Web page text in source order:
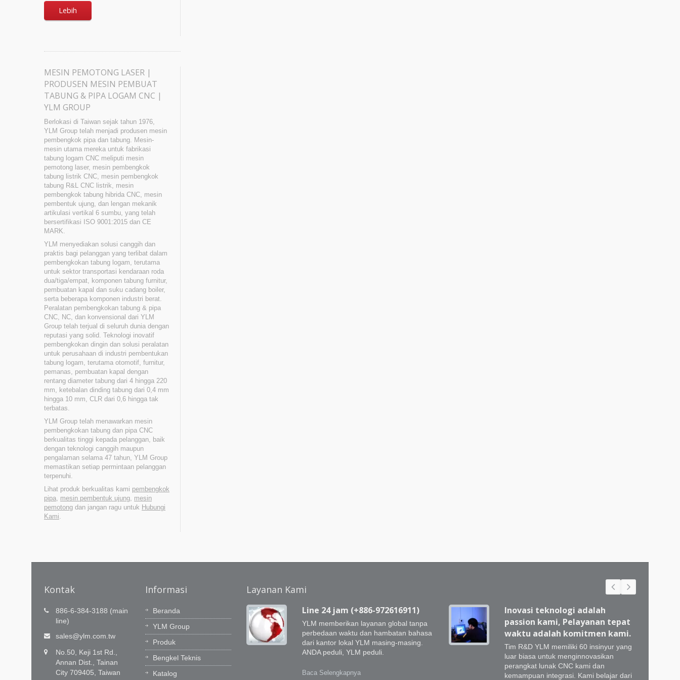
Lebih
MESIN PEMOTONG LASER |
PRODUSEN MESIN PEMBUAT
TABUNG & PIPA LOGAM CNC |
YLM GROUP
Berlokasi di Taiwan sejak tahun 1976,
YLM Group telah menjadi produsen mesin
pembengkok pipa dan tabung. Mesin-
mesin utama mereka untuk fabrikasi
tabung logam CNC meliputi mesin
pemotong laser, mesin pembengkok
tabung listrik CNC, mesin pembengkok
tabung R&L CNC listrik, mesin
pembengkok tabung hibrida CNC, mesin
pembentuk ujung, dan lengan mekanik
artikulasi vertikal 6 sumbu, yang telah
bersertifikasi ISO 9001:2015 dan CE
MARK.
YLM menyediakan solusi canggih dan
praktis bagi pelanggan yang terlibat dalam
pembengkokan tabung logam, terutama
untuk sektor transportasi kendaraan roda
dua/tiga/empat, komponen tabung furnitur,
pembuatan kapal dan suku cadang boiler,
serta beberapa komponen industri berat.
Peralatan pembengkokan tabung & pipa
CNC, NC, dan konvensional dari YLM
Group telah terjual di seluruh dunia dengan
reputasi yang solid. Teknologi inovatif
pembengkokan dingin dan solusi peralatan
untuk perusahaan di industri pembentukan
tabung logam, terutama otomotif, furnitur,
pemanas, pembuatan kapal dengan
rentang diameter tabung dari 4 hingga 220
mm, ketebalan dinding tabung dari 0,4 mm
hingga 10 mm, CLR dari 0,6 hingga tak
terbatas.
YLM Group telah menawarkan mesin
pembengkokan tabung dan pipa CNC
berkualitas tinggi kepada pelanggan, baik
dengan teknologi canggih maupun
pengalaman selama 47 tahun, YLM Group
memastikan setiap permintaan pelanggan
terpenuhi.
Lihat produk berkualitas kami pembengkok
pipa, mesin pembentuk ujung, mesin
pemotong dan jangan ragu untuk Hubungi
Kami.
Kontak
886-6-384-3188 (main
line)
sales@ylm.com.tw
No.50, Keji 1st Rd.,
Annan Dist., Tainan
City 709405, Taiwan
Informasi
Beranda
YLM Group
Produk
Bengkel Teknis
Katalog
Layanan Kami
Inovasi teknologi adalah
passion kami, Pelayanan tepat
waktu adalah komitmen kami.
Tim R&D YLM memiliki 60 insinyur yang
luar biasa untuk menginnovasikan
perangkat lunak CNC kami dan
kemampuan integrasi. Kami belajar dari
Line 24 jam (+886-972616911)
YLM memberikan layanan global tanpa
perbedaan waktu dan hambatan bahasa
dari kantor lokal YLM masing-masing.
ANDA peduli, YLM peduli.
Baca Selengkapnya
Inovasi teknologi adalah
passion kami, Pelayanan tepat
waktu adalah komitmen kami.
Tim R&D YLM memiliki 60 insinyur yang
luar biasa untuk menginnovasikan
perangkat lunak CNC kami dan
kemampuan integrasi. Kami belajar dari